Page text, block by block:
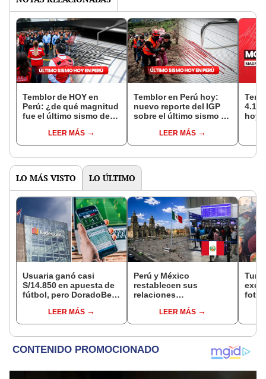
Temblor de HOY en
Perú: ¿de qué magnitud
fue el último sismo de
según IGP?
LEER MÁS
Temblor en Perú hoy:
nuevo reporte del IGP
sobre el último sismo de
LEER MÁS
4.1
hoy,
LO MÁS VISTO LO ÚLTIMO
Usuaria ganó casi
S/14.850 en apuesta de
fútbol, pero DoradoBet
Indecopi multó a la
empresa con más de S/
LEER MÁS
Perú y México
restablecen sus
relaciones
anulan los visados?
LEER MÁS